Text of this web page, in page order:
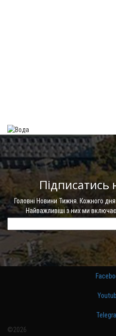
Підписатись
Головні Новини Тижня. Кожного
Найважливіші з них ми
©2026